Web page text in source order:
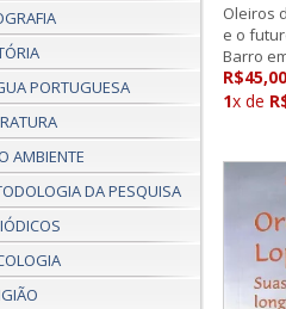
PORTUGUESA
AMBIENTE
DA PESQUISA
Oleiros
e o
Barro
R$45,00
1x de